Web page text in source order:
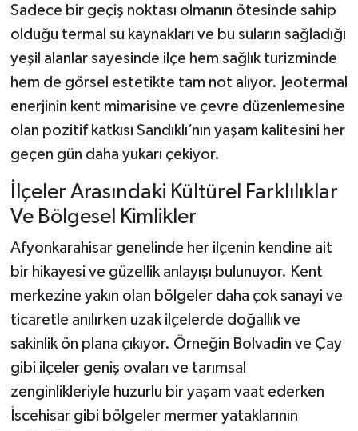
Sadece bir geçiş noktası olmanın ötesinde sahip
olduğu termal su kaynakları ve bu suların sağladığı
yeşil alanlar sayesinde ilçe hem sağlık turizminde
hem de görsel estetikte tam not alıyor. Jeotermal
enerjinin kent mimarisine ve çevre düzenlemesine
olan pozitif katkısı Sandıklı’nın yaşam kalitesini her
geçen gün daha yukarı çekiyor.
İlçeler Arasındaki Kültürel Farklılıklar
Ve Bölgesel Kimlikler
Afyonkarahisar genelinde her ilçenin kendine ait
bir hikayesi ve güzellik anlayışı bulunuyor. Kent
merkezine yakın olan bölgeler daha çok sanayi ve
ticaretle anılırken uzak ilçelerde doğallık ve
sakinlik ön plana çıkıyor. Örneğin Bolvadin ve Çay
gibi ilçeler geniş ovaları ve tarımsal
zenginlikleriyle huzurlu bir yaşam vaat ederken
İscehisar gibi bölgeler mermer yataklarının